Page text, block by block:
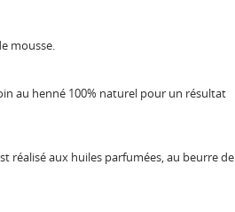
mousse.
au henné 100% naturel pour un résultat
réalisé aux huiles parfumées, au beurre de